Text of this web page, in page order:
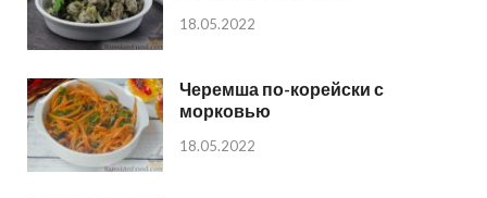
18.05.2022
Черемша по-корейски с
морковью
18.05.2022